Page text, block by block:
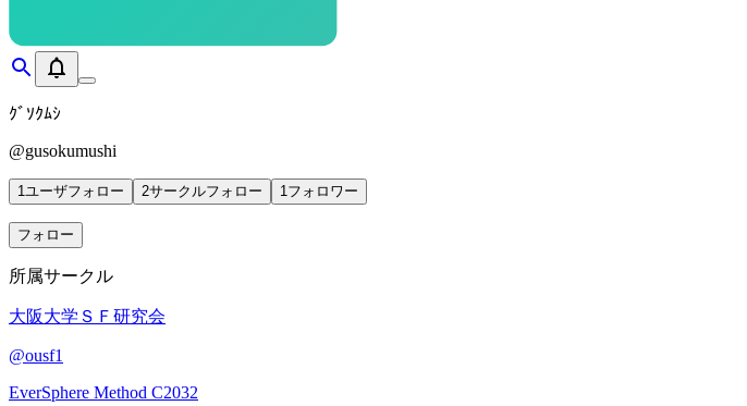
ｸﾞｿｸﾑｼ
@gusokumushi
1ユーザフォロー 2サークルフォロー 1フォロワー
フォロー
所属サークル
大阪大学ＳＦ研究会
@ousf1
EverSphere Method C2032